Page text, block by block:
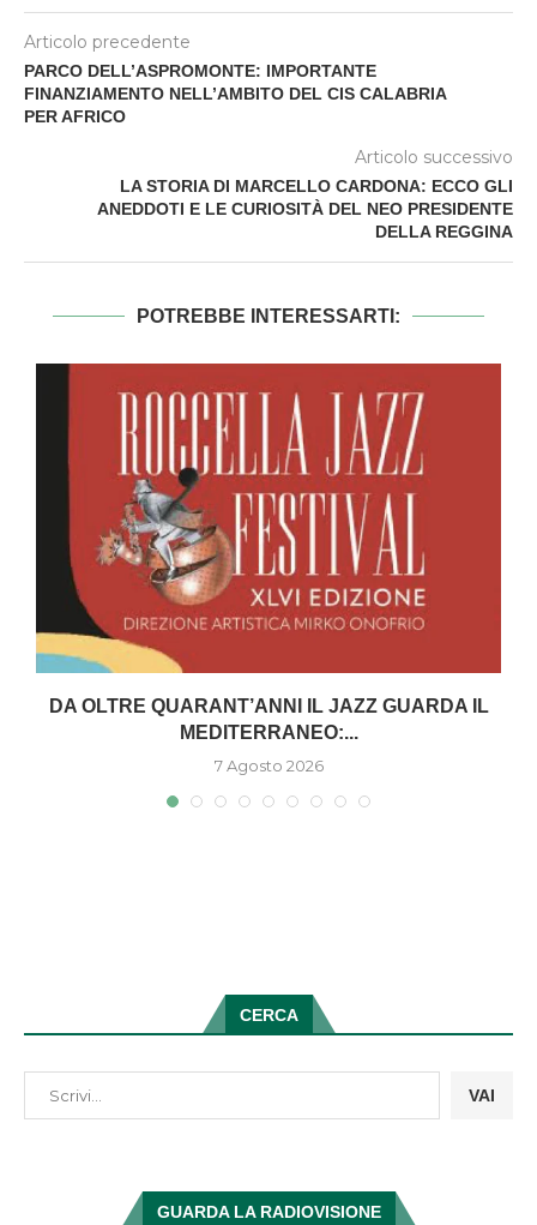
Articolo precedente
PARCO DELL’ASPROMONTE: IMPORTANTE
FINANZIAMENTO NELL’AMBITO DEL CIS CALABRIA
PER AFRICO
Articolo successivo
LA STORIA DI MARCELLO CARDONA: ECCO GLI
ANEDDOTI E LE CURIOSITÀ DEL NEO PRESIDENTE
DELLA REGGINA
POTREBBE INTERESSARTI:
DA OLTRE QUARANT’ANNI IL JAZZ GUARDA IL
MEDITERRANEO:...
7 Agosto 2026
CERCA
VAI
GUARDA LA RADIOVISIONE